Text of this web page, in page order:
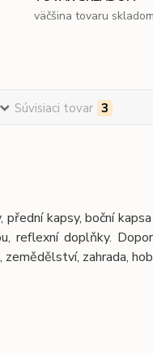
väčšina tovaru skladom
Súvisiaci tovar 3
kapsy, boční
reflexní doplňky.
zahrada,